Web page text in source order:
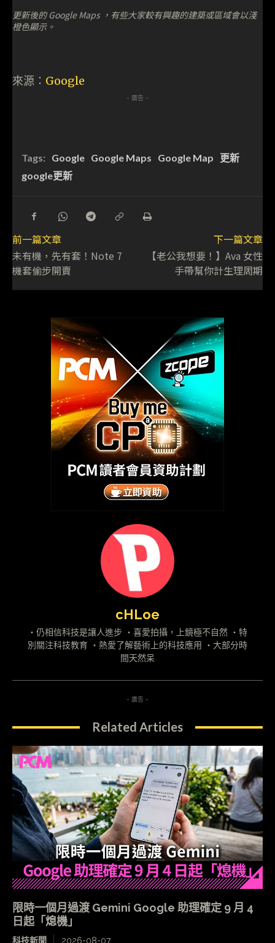
更新後的 Google Maps ，有些大家較有興趣的建築或區域會以淺
橙色顯示。
來源： Google
- 廣告 -
Tags: Google Google Maps Google Map
更新
google更新
前一篇文章
未有機，先有套！Note 7
機套偷步開賣
下一篇文章
【老公我想要！】Ava 女性
手帶幫你計生理周期
cHLoe
・仍相信科技是讓人進步 ・喜愛拍攝，上鏡極不自然 ・特
別關注科技教育 ・熱愛了解藝術上的科技應用 ・大部分時
間天然呆
- 廣告 -
Related Articles
限時一個月過渡 Gemini Google 助理確定 9 月 4
日起「熄機」
科技新聞 2026-08-07